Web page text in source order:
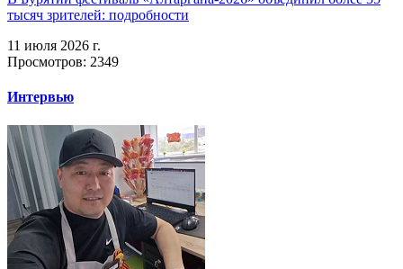
тысяч зрителей: подробности
11 июля 2026 г.
Просмотров: 2349
Интервью